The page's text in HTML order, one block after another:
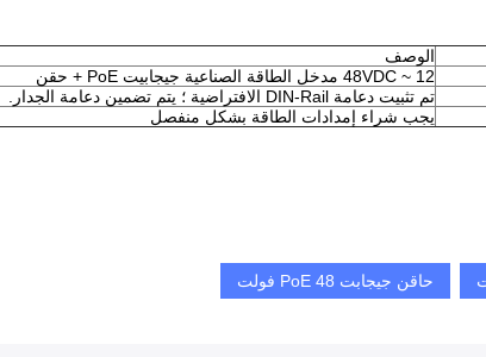
الوصف
12 ~ 48VDC مدخل الطاقة الصناعية جيجابيت PoE + حقن
تم تثبيت دعامة DIN-Rail الافتراضية ؛ يتم تضمين دعامة الجدار.
يجب شراء إمدادات الطاقة بشكل منفصل
حاقن جيجابت PoE 48 فولت